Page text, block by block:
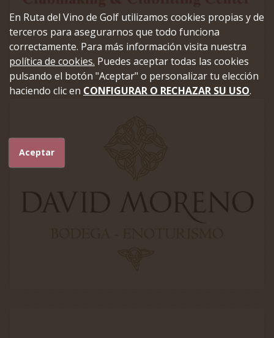
En Ruta del Vino de Golf utilizamos cookies propias y de
terceros para asegurarnos que todo funciona
correctamente. Para más información visita nuestra
política de cookies. Puedes aceptar todas las cookies
pulsando el botón "Aceptar" o personalizar tu elección
haciendo clic en CONFIGURAR O RECHAZAR SU USO.
Aceptar